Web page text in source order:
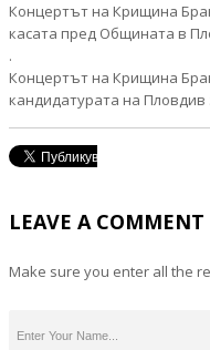
Концертът на Крищина
касата пред Общината в
.
Концертът на Крищина
кандидатурата на Пловдив
LEAVE A COMMENT
Make sure you enter all the